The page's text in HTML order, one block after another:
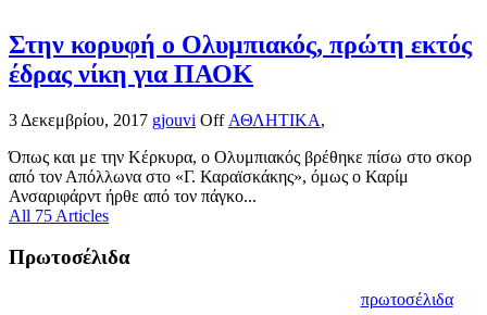
Στην κορυφή ο Ολυμπιακός, πρώτη εκτός
έδρας νίκη για ΠΑΟΚ
3 Δεκεμβρίου, 2017 gjouvi Off ΑΘΛΗΤΙΚΑ,
Όπως και με την Κέρκυρα, ο Ολυμπιακός βρέθηκε πίσω στο σκορ
από τον Απόλλωνα στο «Γ. Καραϊσκάκης», όμως ο Καρίμ
Ανσαριφάρντ ήρθε από τον πάγκο...
All 75 Articles
Πρωτοσέλιδα
πρωτοσέλιδα